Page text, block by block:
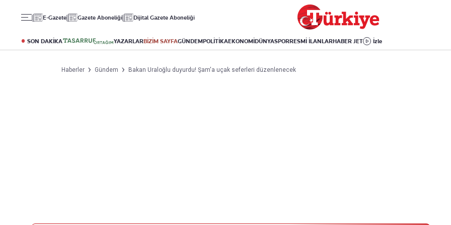
E-Gazete Gazete Aboneliği Dijital Gazete Aboneliği
SON DAKİKA YAZARLARBİZİM SAYFAGÜNDEMPOLİTİKAEKONOMİDÜNYASPORRESMİ İLANLARHABER JET İzle
Altın
Döviz
Kripto Para
Puan Durumu
Fikstür
Avrupa Ligi
Avrupa
Amerika
İsrail-Gazze
Yaşam
Sağlık
Yemek
Kitap
Haberler Gündem Bakan Uraloğlu duyurdu! Şam'a uçak seferleri düzenlenecek